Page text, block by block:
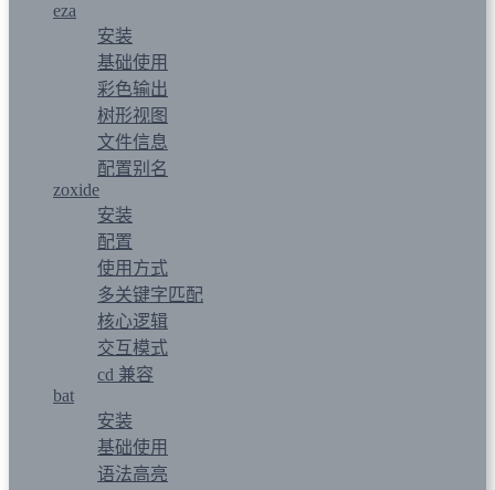
eza
安装
基础使用
彩色输出
树形视图
文件信息
配置别名
zoxide
安装
配置
使用方式
多关键字匹配
核心逻辑
交互模式
cd 兼容
bat
安装
基础使用
语法高亮